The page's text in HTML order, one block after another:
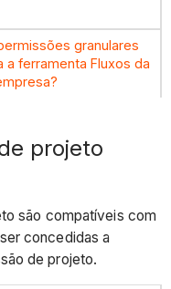
granulares
a ferramenta Fluxos da
projeto
são compatíveis com
concedidas a
de projeto.